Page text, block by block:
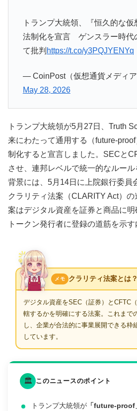
トランプ大統領、『恒久的な仮
法制化を宣言 ゲンスラー時代
て批判 https://t.co/y3PQJYENYq
— CoinPost（仮想通貨メディ
May 28, 2026
トランプ大統領が5月27日、Truth
来にわたって通用する（future-
制化すると宣言しました。SECと
させ、連邦レベルで統一的なルール
背景には、5月14日に上院銀行委員
クラリティ法案（CLARITY Act）
案はデジタル資産を証券と商品に
トークン発行者に登録の道筋を示す
メモ クラリティ法案とは？
デジタル資産をSEC（証券）とCFTC
轄するかを明確にする法案。これまで
し、企業が合法的に事業展開できる枠
しています。
🏛️ このニュースのポイント
トランプ大統領が「future-proof